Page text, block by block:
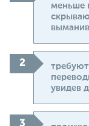
меньше
требуют
увидев